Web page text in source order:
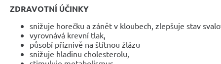
ZDRAVOTNÍ ÚČINKY
snižuje horečku a zánět v kloubech, zlepšuje stav
vyrovnává krevní tlak,
působí příznivě na štítnou žlázu
snižuje hladinu cholesterolu,